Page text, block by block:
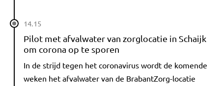
14.15
Pilot met afvalwater van zorglocatie in Schaijk
om corona op te sporen
In de strijd tegen het coronavirus wordt de komende
weken het afvalwater van de BrabantZorg-locatie